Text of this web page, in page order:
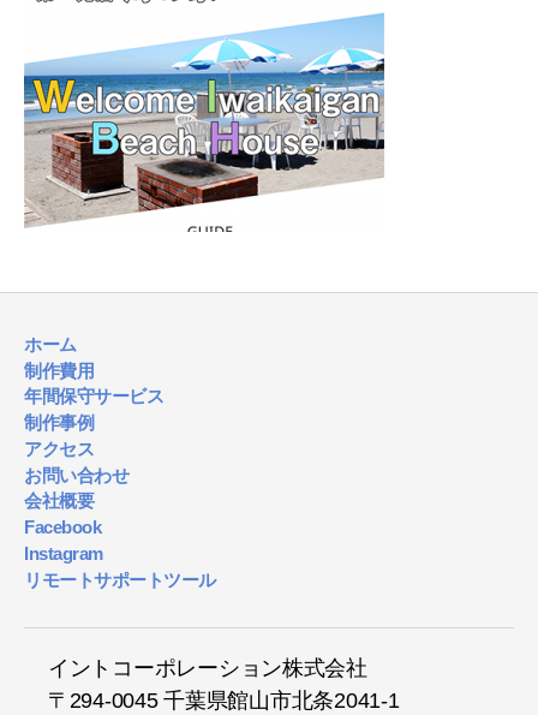
式
会
社
ホーム
制作費用
年間保守サービス
制作事例
アクセス
お問い合わせ
会社概要
Facebook
Instagram
リモートサポートツール
イントコーポレーション株式会社
〒294-0045 千葉県館山市北条2041-1